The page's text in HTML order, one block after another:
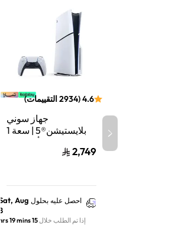
4.6
(
2934 التقييمات)
جهاز سوني
بلايستيشن®5 | سعة 1
السرعة للألعاب | تتبع
2,749
احصل عليه بحلول Sat, Aug
8
إذا تم الطلب خلال15 hrs 19 mins